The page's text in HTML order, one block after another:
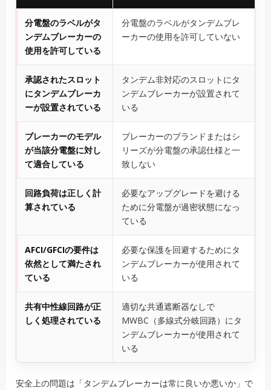
分電盤のラベルがタ
ンデムブレーカーの
使用を許可している
分電盤のラベルがタンデムブレ
ーカーの使用を許可していない
承認されたスロット
にタンデムブレーカ
ーが設置されている
タンデム非対応のスロットにタ
ンデムブレーカーが設置されて
いる
ブレーカーのモデル
が当該分電盤に対し
て適合している
ブレーカーのブランドまたはシ
リーズが分電盤の承認仕様と一
致しない
回路負荷は正しく計
算されている
必要なアップグレードを避ける
ために分電盤が過密状態になっ
ている
AFCI/GFCIの要件は
依然として満たされ
ている
必要な保護を回避するためにタ
ンデムブレーカーが使用されて
いる
共有中性線回路が正
しく処理されている
適切な共通遮断器なしで
MWBC（多線式分岐回路）にタ
ンデムブレーカーが使用されて
いる
安全上の問題は「タンデムブレーカーは常に良いか悪いか」で